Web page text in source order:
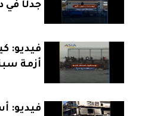
جدلًا
فيديو:
أزمة
فيديو: